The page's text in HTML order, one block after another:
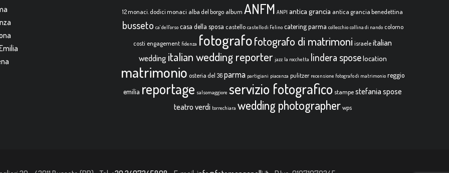
12 monaci. dodici monaci alba del borgo album ANFM ANPI antica grancia antica grancia benedettina
busseto ca' dell'orso casa della sposa castello castello di Felino catering parma collecchio collina di nando colorno
costi engagement fidenza fotografofotografo di matrimoni israeleitalian
wedding italian wedding reporter jazz la rocchetta lindera sposelocation
matrimonio osteria del 36 parma partigiani piacenza pulitzer recensione fotografo di matrimonio reggio
emilia reportage salsomaggiore servizio fotografico stampestefania spose
teatro verdi torrechiara wedding photographer wps